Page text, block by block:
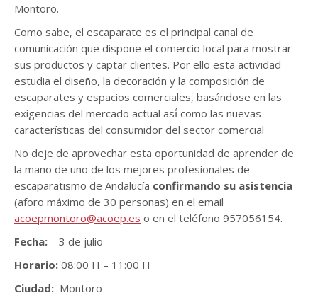
Montoro.
Como sabe, el escaparate es el principal canal de
comunicación que dispone el comercio local para mostrar
sus productos y captar clientes. Por ello esta actividad
estudia el diseño, la decoración y la composición de
escaparates y espacios comerciales, basándose en las
exigencias del mercado actual así́ como las nuevas
características del consumidor del sector comercial
No deje de aprovechar esta oportunidad de aprender de
la mano de uno de los mejores profesionales de
escaparatismo de Andalucía confirmando su asistencia
(aforo máximo de 30 personas) en el email
acoepmontoro@acoep.es o en el teléfono 957056154.
Fecha: 3 de julio
Horario: 08:00 H – 11:00 H
Ciudad: Montoro